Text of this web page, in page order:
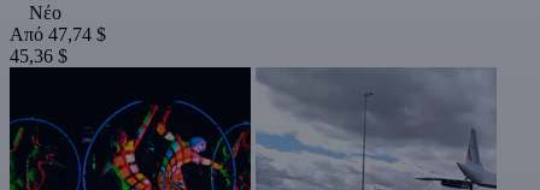
Νέο
Από 47,74 $
45,36 $